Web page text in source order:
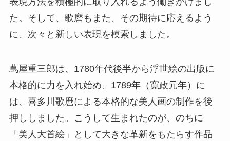
た。そして、歌麿もまた、その期待に応えるよう
に、次々と新しい表現を模索しました。
蔦屋重三郎は、1780年代後半から浮世絵の出版に
本格的に力を入れ始め、1789年（寛政元年）に
は、喜多川歌麿による本格的な美人画の制作を後
押ししました。こうして生まれたのが、のちに
「美人大首絵」として大きな革新をもたらす作品